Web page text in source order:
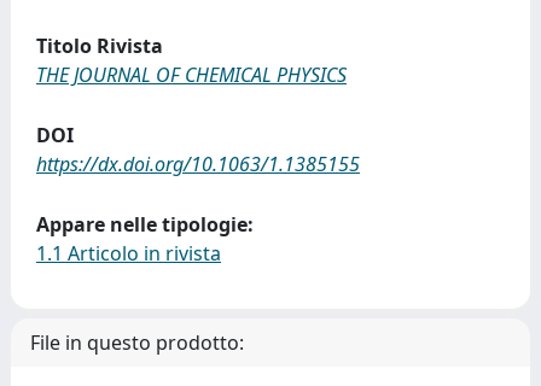
Titolo Rivista
THE JOURNAL OF CHEMICAL PHYSICS
DOI
https://dx.doi.org/10.1063/1.1385155
Appare nelle tipologie:
1.1 Articolo in rivista
File in questo prodotto: